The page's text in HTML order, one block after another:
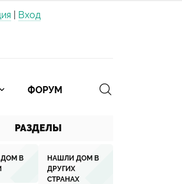
Вход
ФОРУМ
РАЗДЕЛЫ
В
НАШЛИ ДОМ В
ДРУГИХ
СТРАНАХ